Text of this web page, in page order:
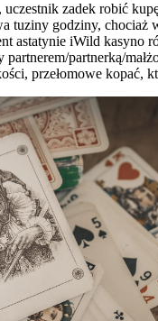
zadek robić
tuziny godziny, chociaż
astatynie iWild kasyno
partnerką/
przełomowe kopać,